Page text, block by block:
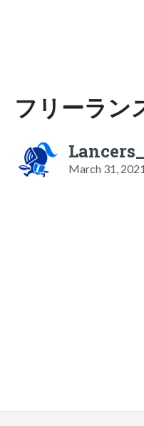
フリーラン
March 31, 2021